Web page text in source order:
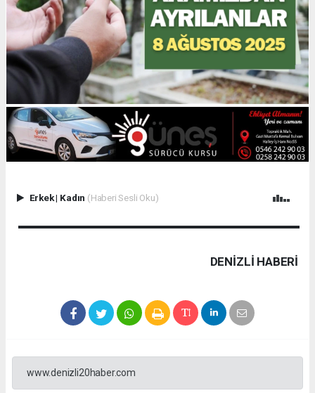
Erkek| Kadın (Haberi Sesli Oku)
DENIZLI HABERİ
www.denizli20haber.com